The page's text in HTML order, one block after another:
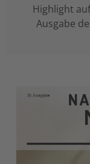
Highlight
Ausgabe